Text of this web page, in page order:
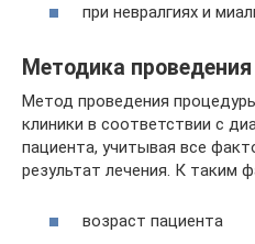
при невралгиях и
Методика
Метод проведения
клиники в соответствии с
пациента, учитывая все
результат лечения. К таким
возраст пациента